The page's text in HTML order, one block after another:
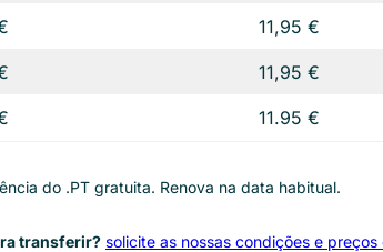
11,95 €
11,95 €
11.95 €
do .PT gratuita. Renova na data habitual.
transferir? solicite as nossas condições e preços